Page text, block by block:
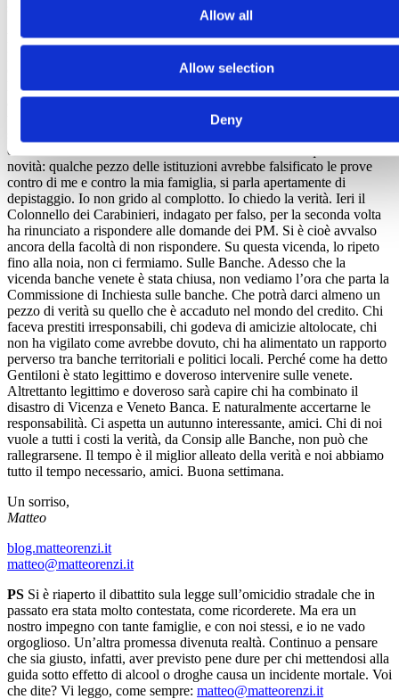
Allow all
Allow selection
Deny
Pensierino della sera.C’è una parola che mi torna alla mente
che ci hanno lambito nel corso dei mesi, a cominciare da Consip e
Banche. Prima vicenda: il presunto scandalo che vede indagate
alcune persone a me vicine per reati quali “concorso esterno in
traffico d’influenza” e “rivelazione di segreto”. Da mesi dico la
darci la
novità: qualche pezzo delle istituzioni avrebbe falsificato le prove
contro di me e contro la mia famiglia, si parla apertamente di
depistaggio. Io non grido al complotto. Io chiedo la verità. Ieri il
Colonnello dei Carabinieri, indagato per falso, per la seconda volta
ha rinunciato a rispondere alle domande dei PM. Si è cioè avvalso
ancora della facoltà di non rispondere. Su questa vicenda, lo ripeto
fino alla noia, non ci fermiamo. Sulle Banche. Adesso che la
vicenda banche venete è stata chiusa, non vediamo l’ora che parta la
Commissione di Inchiesta sulle banche. Che potrà darci almeno un
pezzo di verità su quello che è accaduto nel mondo del credito. Chi
faceva prestiti irresponsabili, chi godeva di amicizie altolocate, chi
non ha vigilato come avrebbe dovuto, chi ha alimentato un rapporto
perverso tra banche territoriali e politici locali. Perché come ha detto
Gentiloni è stato legittimo e doveroso intervenire sulle venete.
Altrettanto legittimo e doveroso sarà capire chi ha combinato il
disastro di Vicenza e Veneto Banca. E naturalmente accertarne le
responsabilità. Ci aspetta un autunno interessante, amici. Chi di noi
vuole a tutti i costi la verità, da Consip alle Banche, non può che
rallegrarsene. Il tempo è il miglior alleato della verità e noi abbiamo
tutto il tempo necessario, amici. Buona settimana.
Un sorriso,
Matteo
blog.matteorenzi.it
matteo@matteorenzi.it
PS Si è riaperto il dibattito sula legge sull’omicidio stradale che in
passato era stata molto contestata, come ricorderete. Ma era un
nostro impegno con tante famiglie, e con noi stessi, e io ne vado
orgoglioso. Un’altra promessa divenuta realtà. Continuo a pensare
che sia giusto, infatti, aver previsto pene dure per chi mettendosi alla
guida sotto effetto di alcool o droghe causa un incidente mortale. Voi
che dite? Vi leggo, come sempre: matteo@matteorenzi.it